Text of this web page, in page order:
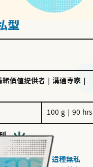
型
緒價值提供者 溝通專家
100 g｜90 hrs
花
一半的需求，這種無私